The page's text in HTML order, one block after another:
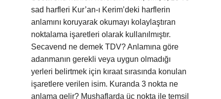
sad harfleri Kur’an-ı Kerim’deki harflerin
anlamını koruyarak okumayı kolaylaştıran
noktalama işaretleri olarak kullanılmıştır.
Secavend ne demek TDV? Anlamına göre
adanmanın gerekli veya uygun olmadığı
yerleri belirtmek için kıraat sırasında konulan
işaretlere verilen isim. Kuranda 3 nokta ne
anlama gelir? Mushaflarda üç nokta ile temsil